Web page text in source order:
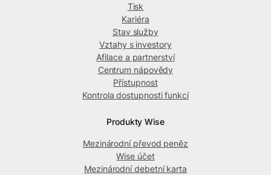
Tisk
Kariéra
Stav služby
Vztahy s investory
Afilace a partnerství
Centrum nápovědy
Přístupnost
Kontrola dostupnosti funkcí
Produkty Wise
Mezinárodní převod peněz
Wise účet
Mezinárodní debetní karta